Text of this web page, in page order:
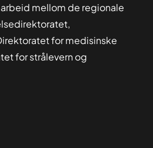
mellom de regionale
for medisinske
for strålevern og